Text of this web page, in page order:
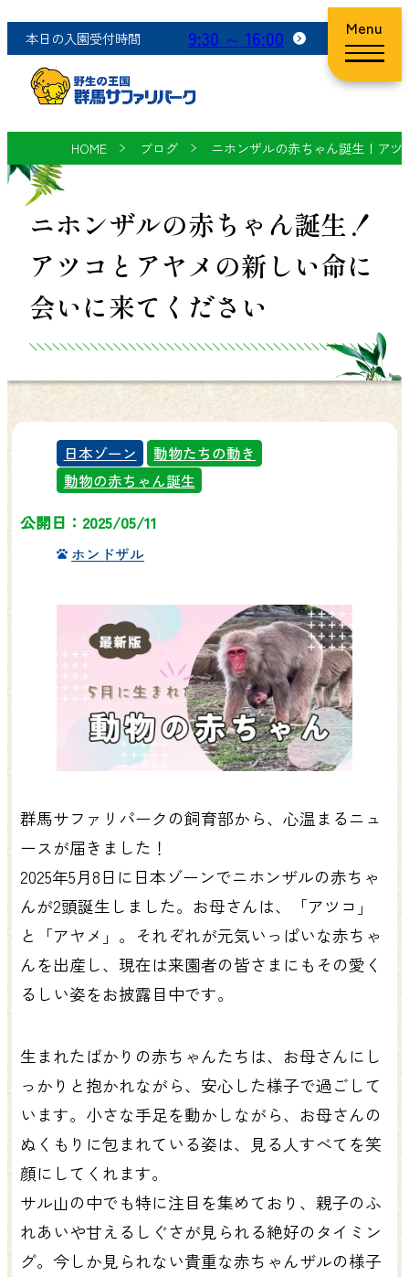
本日の入園受付時間 9:30 ～ 16:00 Menu
HOME ブログ ニホンザルの赤ちゃん誕生！ア
ニホンザルの赤ちゃん誕生！
アツコとアヤメの新しい命に
会いに来てください
日本ゾーン
動物たちの動き
動物の赤ちゃん誕生
公開日：2025/05/11
ホンドザル
群馬サファリパークの飼育部から、心温まるニュ
ースが届きました！
2025年5月8日に日本ゾーンでニホンザルの赤ちゃ
んが2頭誕生しました。お母さんは、「アツコ」
と「アヤメ」。それぞれが元気いっぱいな赤ちゃ
んを出産し、現在は来園者の皆さまにもその愛く
るしい姿をお披露目中です。
生まれたばかりの赤ちゃんたちは、お母さんにし
っかりと抱かれながら、安心した様子で過ごして
います。小さな手足を動かしながら、お母さんの
ぬくもりに包まれている姿は、見る人すべてを笑
顔にしてくれます。
サル山の中でも特に注目を集めており、親子のふ
れあいや甘えるしぐさが見られる絶好のタイミン
グ。今しか見られない貴重な赤ちゃんザルの様子